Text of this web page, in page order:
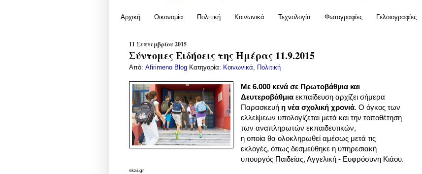
Αρχική Οικονομία Πολιτική Κοινωνικά Τεχνολογία Φωτογραφίες Γελοιογραφίες
11 Σεπτεμβρίου 2015
Σύντομες Ειδήσεις της Ημέρας 11.9.2015
Από: Afirimeno Blog Κατηγορία: Κοινωνικά Πολιτική
Με 6.000 κενά σε Πρωτοβάθμια και
Δευτεροβάθμια εκπαίδευση αρχίζει σήμερα
Παρασκευήη νέα σχολική χρονιά. Ο όγκος των
ελλείψεων υπολογίζεται μετά και την τοποθέτηση
των αναπληρωτών εκπαιδευτικών,
η οποία θα ολοκληρωθεί αμέσως μετά τις
εκλογές, όπως δεσμεύθηκε η υπηρεσιακή
υπουργός Παιδείας, Αγγελική - Ευφρόσυνη Κιάου.
skai.gr